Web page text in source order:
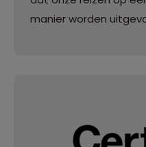
manier worden